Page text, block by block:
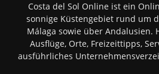
Costa del Sol Online ist ein
sonnige Küstengebiet rund um
Málaga sowie über Andalusien.
Ausflüge, Orte, Freizeittipps,
ausführliches